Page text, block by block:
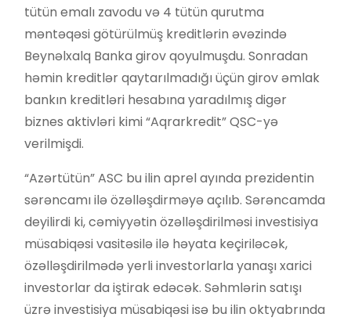
tütün emalı zavodu və 4 tütün qurutma
məntəqəsi götürülmüş kreditlərin əvəzində
Beynəlxalq Banka girov qoyulmuşdu. Sonradan
həmin kreditlər qaytarılmadığı üçün girov əmlak
bankın kreditləri hesabına yaradılmış digər
biznes aktivləri kimi “Aqrarkredit” QSC-yə
verilmişdi.
“Azərtütün” ASC bu ilin aprel ayında prezidentin
sərəncamı ilə özəlləşdirməyə açılıb. Sərəncamda
deyilirdi ki, cəmiyyətin özəlləşdirilməsi investisiya
müsabiqəsi vasitəsilə ilə həyata keçiriləcək,
özəlləşdirilmədə yerli investorlarla yanaşı xarici
investorlar da iştirak edəcək. Səhmlərin satışı
üzrə investisiya müsabiqəsi isə bu ilin oktyabrında